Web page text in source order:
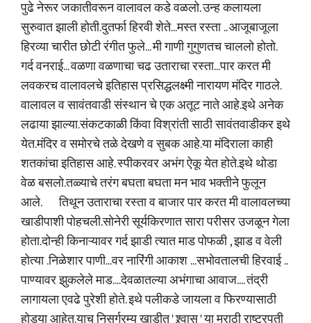
पुढे नेरूर जकातीवरून वालावल कडे वळलो. उन्ह कलायला
सुरुवात झाली होती.दुतर्फा हिरवी शेते...मस्त रस्ता .. आजूबाजूला
हिरव्या चारीत छोटी रंगीत फुले... मी गाणी गुगुणतच चाललो होतो.
गर्द वनराई... वळणा वळणाचा चढ उताराचा रस्ता...पार करत मी
लवकरच वालावलचे इतिहास प्रसिद्धलक्ष्मी नारायण मंदिर गाठले.
वालावल व सावंतवाडी संस्थान चे एक अतूट नाते आहे.इथे अनेक
लढाया झाल्या.संकटकाळी किंवा विश्रांती साठी सावंतवाडीकर इथे
येत.मंदिर व समोरचे तळे देखणे व सुबक आहे.या मंदिराला काही
शतकांचा इतिहास आहे. स्पीकरवर अभंग ऐकू येत होते.इथे थोडा
वेळ बसलो.तळ्याचे तरंग बघता बघता मन भाव भक्तीने फुलून
आले. तिथून उताराचा रस्ता व बाजार पार करत मी वालावलच्या
खाडीपाशी पोहचली.सोनेरी सूर्यकिरणात सारा परीसर उजळून गेला
होता.दोन्ही किनाऱ्यावर गर्द झाडी त्यात माड पोफळी , झाड व वेली
होत्या .निळेशार पाणी...वर नारिंगी आकाश ...सभोवतालची हिरवाई ..
पाण्यावर झुकलेले माड....देवळातल्या अभंगाचा आवाज.... तंद्री
लागायला एवढे पुरेशी होते. इथे पलीकडे जायला व फिरण्यासाठी